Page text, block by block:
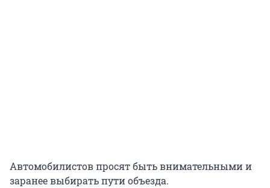
Автомобилистов просят быть внимательными и
заранее выбирать пути объезда.